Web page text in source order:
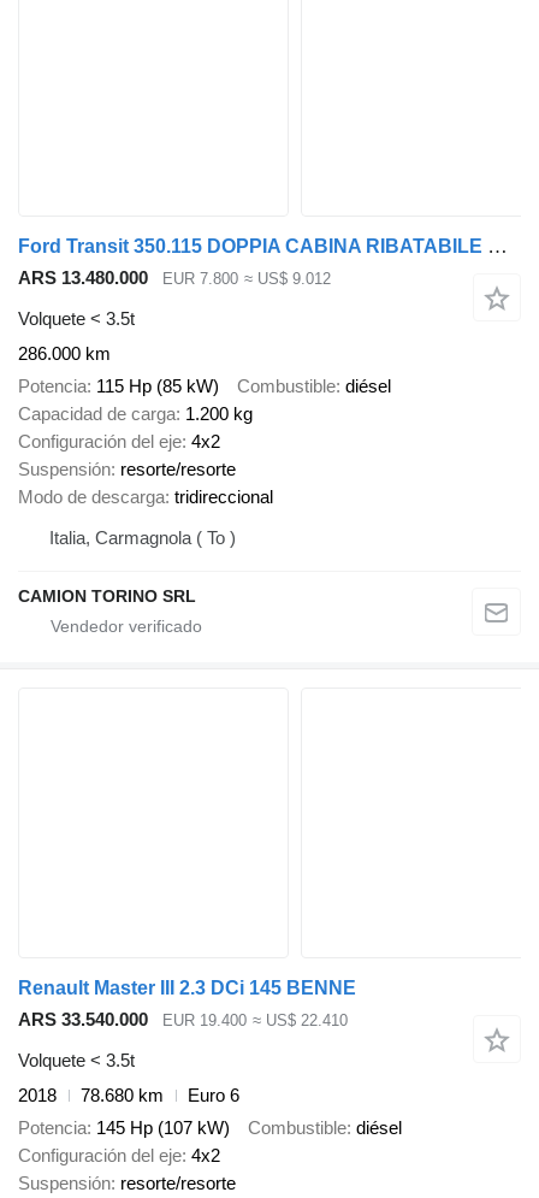
Ford Transit 350.115 DOPPIA CABINA RIBATABILE GEMELLATO
ARS 13.480.000 EUR 7.800 ≈ US$ 9.012
Volquete < 3.5t
286.000 km
Potencia 115 Hp (85 kW) Combustible diésel
Capacidad de carga 1.200 kg
Configuración del eje 4x2
Suspensión resorte/resorte
Modo de descarga tridireccional
Italia, Carmagnola ( To )
CAMION TORINO SRL
Renault Master III 2.3 DCi 145 BENNE
ARS 33.540.000
EUR 19.400 ≈ US$ 22.410
Volquete < 3.5t
2018
78.680 km
Euro 6
Potencia 145 Hp (107 kW) Combustible diésel
Configuración del eje 4x2
Suspensión resorte/resorte